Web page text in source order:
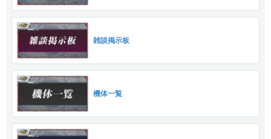
雑談掲示板
機体一覧